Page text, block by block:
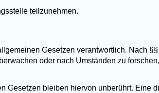
teilzunehmen.
Gesetzen verantwortlich. Nach
oder nach Umständen zu
Gesetzen bleiben hiervon unberührt. Eine